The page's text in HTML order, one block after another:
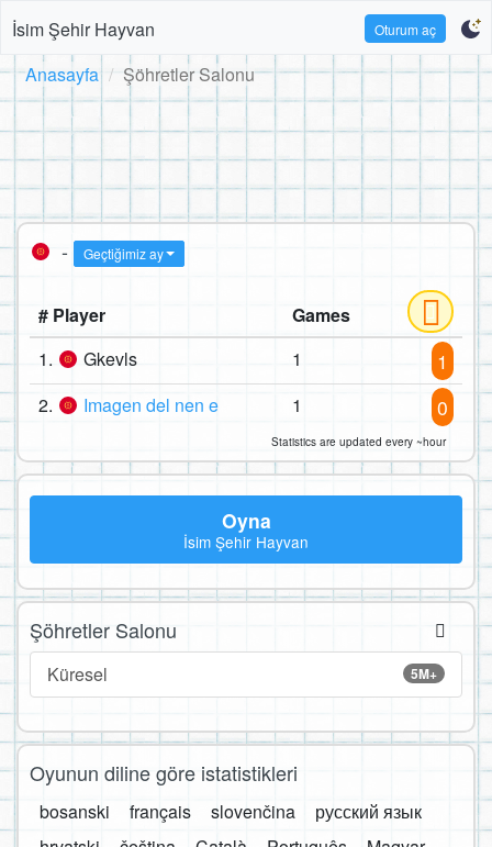
İsim Şehir Hayvan Oturum aç
Anasayfa Şöhretler Salonu
- Geçtiğimiz ay
# Player
Games
1.
Gkevls 1 1
2. Imagen del nen e 1 0
Statistics are updated every ~hour
Oyna
İsim Şehir Hayvan
Şöhretler Salonu
5M+
Küresel
Oyunun diline göre istatistikleri
bosanski français slovenčina
русский язык